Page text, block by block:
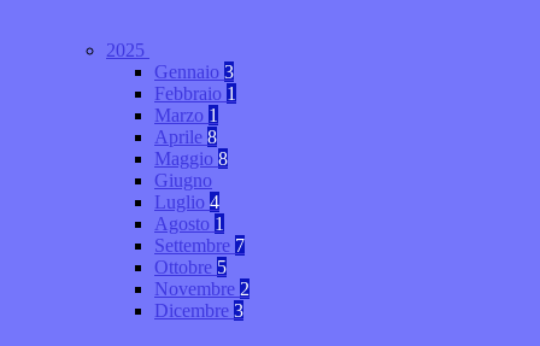
2025
Gennaio 3
Febbraio 1
Marzo 1
Aprile 8
Maggio 8
Giugno
Luglio 4
Agosto 1
Settembre 7
Ottobre 5
Novembre 2
Dicembre 3